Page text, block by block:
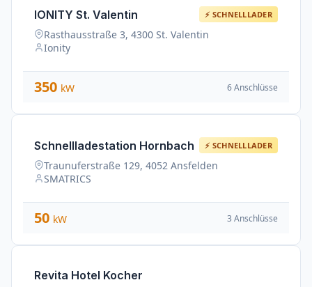
IONITY St. Valentin ⚡ SCHNELLLADER
Rasthausstraße 3, 4300 St. Valentin
Ionity
350 kW 6 Anschlüsse
Schnellladestation Hornbach ⚡ SCHNELLLADER
Traunuferstraße 129, 4052 Ansfelden
SMATRICS
50 kW 3 Anschlüsse
Revita Hotel Kocher